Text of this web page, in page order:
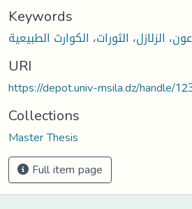
Keywords
الزلازل، الثورات، الكوارث الطبيعية
URI
https://depot.univ-msila.dz/handle/
Collections
Master Thesis
Full item page